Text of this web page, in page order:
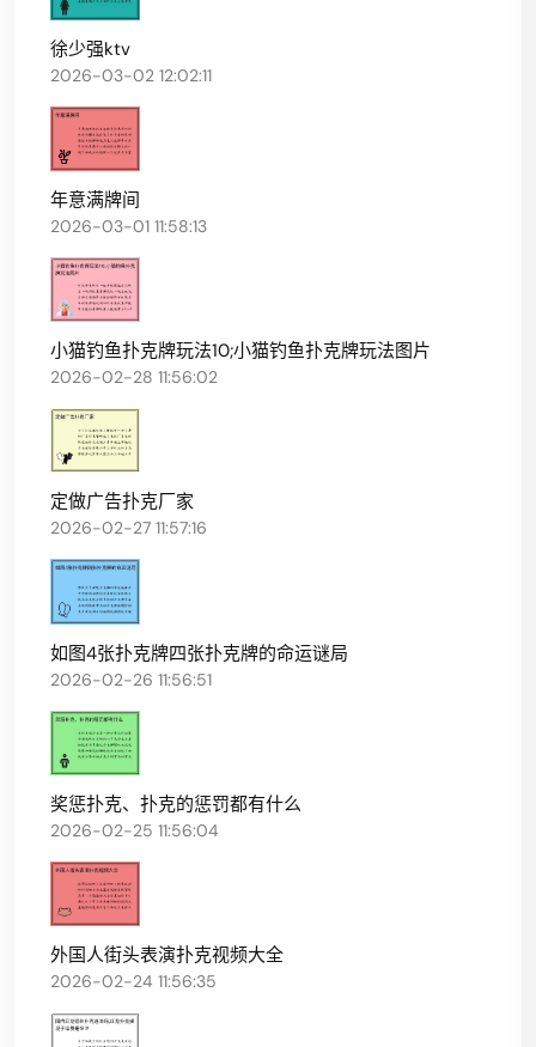
徐少强ktv
2026-03-02 12:02:11
年意满牌间
2026-03-01 11:58:13
小猫钓鱼扑克牌玩法10;小猫钓鱼扑克牌玩法图片
2026-02-28 11:56:02
定做广告扑克厂家
2026-02-27 11:57:16
如图4张扑克牌四张扑克牌的命运谜局
2026-02-26 11:56:51
奖惩扑克、扑克的惩罚都有什么
2026-02-25 11:56:04
外国人街头表演扑克视频大全
2026-02-24 11:56:35